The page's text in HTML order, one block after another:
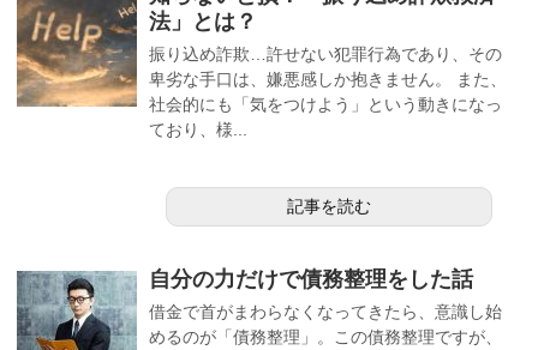
法」とは？
振り込め詐欺…許せない犯罪行為であり、その
卑劣な手口は、嫌悪感しか抱きません。 また、
社会的にも「気をつけよう」という動きになっ
ており、様...
記事を読む
自分の力だけで債務整理をした話
借金で首がまわらなくなってきたら、意識し始
めるのが「債務整理」。この債務整理ですが、